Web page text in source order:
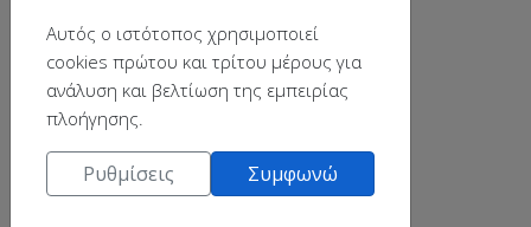
Αυτός ο ιστότοπος χρησιμοποιεί
cookies πρώτου και τρίτου μέρους για
ανάλυση και βελτίωση της εμπειρίας
πλοήγησης.
Ρυθμίσεις Συμφωνώ